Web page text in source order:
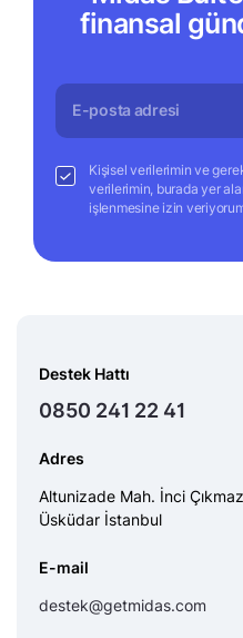
finansal
Kişisel verilerimin ve
verilerimin, burada yer
işlenmesine izin
Destek Hattı
0850 241 22 41
Adres
Altunizade Mah. İnci
Üsküdar İstanbul
E-mail
destek@getmidas.com